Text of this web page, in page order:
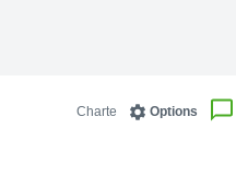
Options
Charte